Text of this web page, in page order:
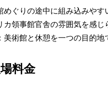
めぐりの途中に組み込みやす
カ領事館官舎の雰囲気を感じ
：美術館と休憩を一つの目的地
料金